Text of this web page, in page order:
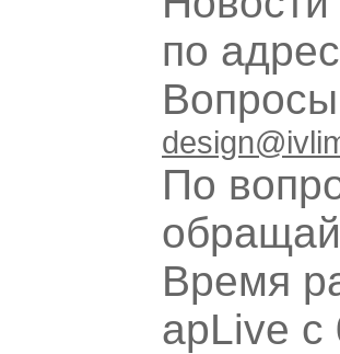
по
По
Время
apLive c